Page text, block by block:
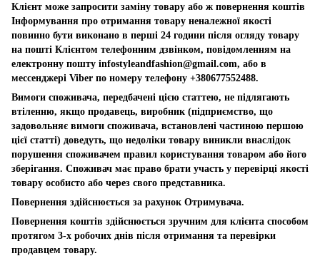
Клієнт може запросити заміну товару або ж повернення коштів
Інформування про отримання товару неналежної якості
повинно бути виконано в перші 24 години після огляду товару
на пошті Клієнтом телефонним дзвінком, повідомленням на
електронну пошту infostyleandfashion@gmail.com, або в
мессенджері Viber по номеру телефону +380677552488.
Вимоги споживача, передбачені цією статтею, не підлягають
втіленню, якщо продавець, виробник (підприємство, що
задовольняє вимоги споживача, встановлені частиною першою
цієї статті) доведуть, що недоліки товару виникли внаслідок
порушення споживачем правил користування товаром або його
зберігання. Споживач має право брати участь у перевірці якості
товару особисто або через свого представника.
Повернення здійснюється за рахунок Отримувача.
Повернення коштів здійснюється зручним для клієнта способом
протягом 3-х робочих днів після отримання та перевірки
продавцем товару.